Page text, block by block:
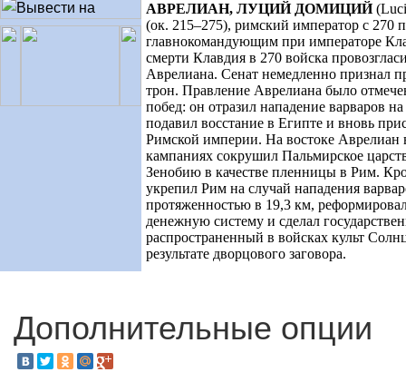
АВРЕЛИАН, ЛУЦИЙ ДОМИЦИЙ
(ок. 215–275), римский император с 270
главнокомандующим при императоре
смерти Клавдия в 270 войска
Аврелиана. Сенат немедленно признал
трон. Правление Аврелиана было
побед: он отразил нападение варваров
подавил восстание в Египте и вновь
Римской империи. На востоке Аврелиан
кампаниях сокрушил Пальмирское
Зенобию в качестве пленницы в Рим.
укрепил Рим на случай нападения
протяженностью в 19,3 км,
денежную систему и сделал
распространенный в войсках культ
результате дворцового заговора.
Дополнительные опции